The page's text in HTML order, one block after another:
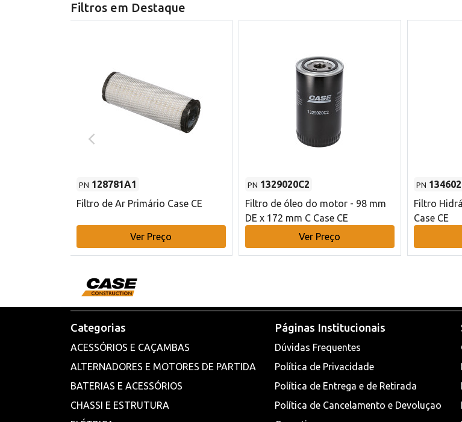
Filtros em Destaque
PN 128781A1
Filtro de Ar Primário Case CE
Ver Preço
PN 1329020C2
Filtro de óleo do motor - 98 mm
DE x 172 mm C Case CE
Ver Preço
PN
Filtro
Case CE
Categorias
ACESSÓRIOS E CAÇAMBAS
ALTERNADORES E MOTORES DE PARTIDA
BATERIAS E ACESSÓRIOS
CHASSI E ESTRUTURA
Páginas Institucionais
Dúvidas Frequentes
Política de Privacidade
Política de Entrega e de Retirada
Política de Cancelamento e Devoluçao